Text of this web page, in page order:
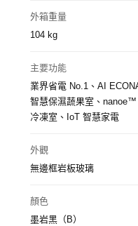
外箱重量
104 kg
主要功能
業界省電 No.1、AI
智慧保濕蔬果室、
冷凍室、IoT 智慧家電
外觀
無邊框岩板玻璃
顏色
墨岩黑（B）